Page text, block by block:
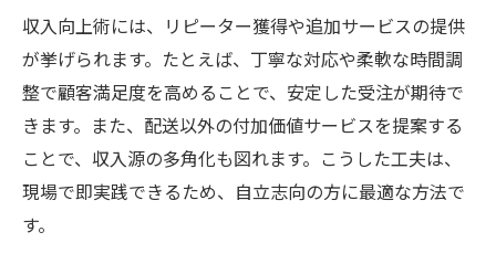
収入向上術には、リピーター獲得や追加サービスの提供
が挙げられます。たとえば、丁寧な対応や柔軟な時間調
整で顧客満足度を高めることで、安定した受注が期待で
きます。また、配送以外の付加価値サービスを提案する
ことで、収入源の多角化も図れます。こうした工夫は、
現場で即実践できるため、自立志向の方に最適な方法で
す。